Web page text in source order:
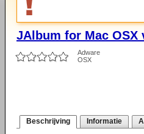
JAlbum for Mac OSX
Adware
OSX
Beschrijving Informatie